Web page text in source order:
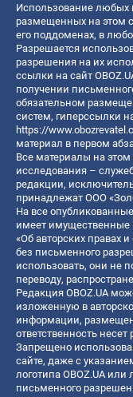
Использование любых
размещенных на этом
его поддоменах, в
Разрешается
разрешения на их
ссылки на сайт
получении
обязательном
систем, гиперссылки
https://
материал в первом
Все материалы на этом
исследования –
редакции,
принадлежат ООО
На все
имеет
«Об авторских правах
без письменного
использовать, они не
переводу,
Редакция OBOZ.UA
изложенную в
информации,
ответственность
Запрещено
сайте, даже с
логотипа OBOZ.UA
письменного